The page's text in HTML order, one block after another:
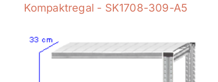
Kompaktregal - SK1708-309-A5